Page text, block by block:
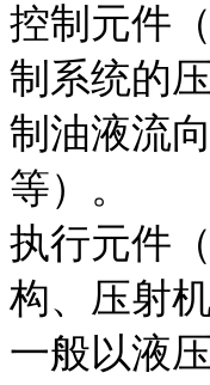
控制元件
制系统的
制油液流
等）。
执行元件
构、压射
一般以液